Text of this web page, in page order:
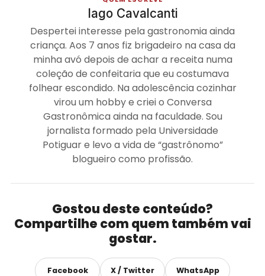
Iago Cavalcanti
Despertei interesse pela gastronomia ainda
criança. Aos 7 anos fiz brigadeiro na casa da
minha avó depois de achar a receita numa
coleção de confeitaria que eu costumava
folhear escondido. Na adolescência cozinhar
virou um hobby e criei o Conversa
Gastronômica ainda na faculdade. Sou
jornalista formado pela Universidade
Potiguar e levo a vida de “gastrônomo”
blogueiro como profissão.
Gostou deste conteúdo?
Compartilhe com quem também vai
gostar.
Facebook X / Twitter WhatsApp